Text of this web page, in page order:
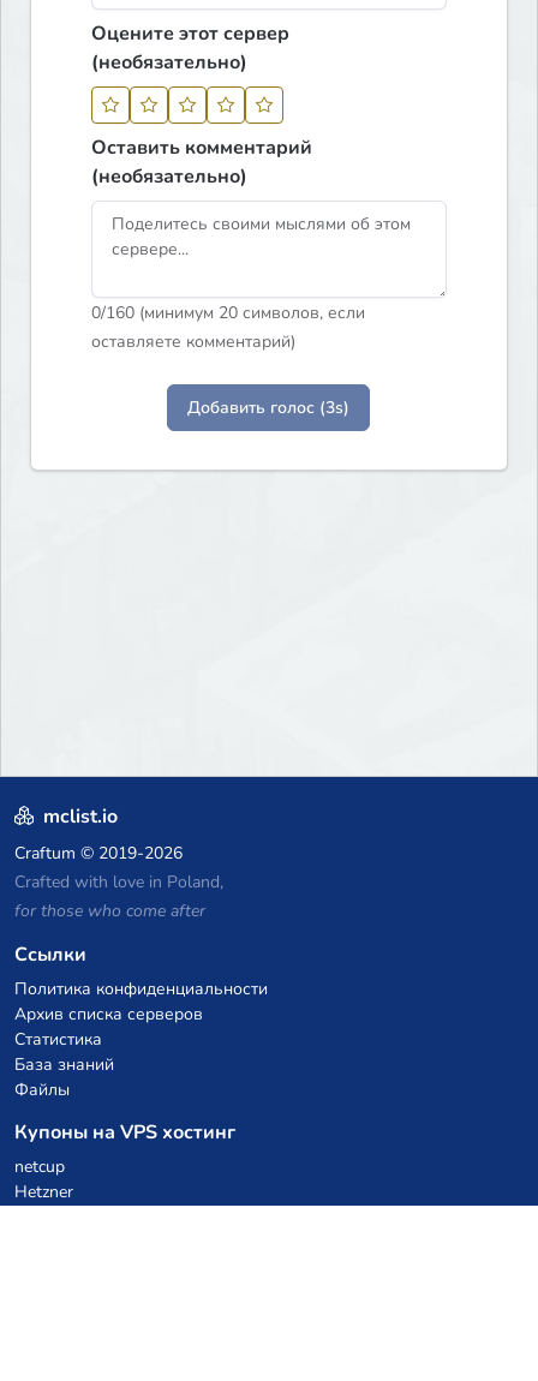
Оцените этот сервер
(необязательно)
Оставить комментарий
(необязательно)
0/160 (минимум 20 символов, если
оставляете комментарий)
Добавить голос (3s)
mclist.io
Craftum © 2019-2026
Crafted with love in Poland,
for those who come after
Ссылки
Политика конфиденциальности
Архив списка серверов
Статистика
База знаний
Файлы
Купоны на VPS хостинг
netcup
Hetzner